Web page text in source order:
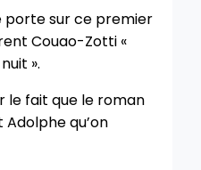
porte sur ce premier
Couao-Zotti «
».
le fait que le roman
qu’on